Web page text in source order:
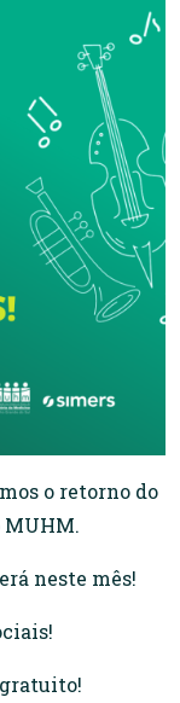
o retorno do
MUHM.
neste mês!